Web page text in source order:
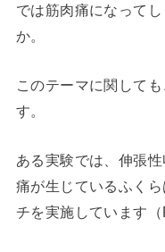
では筋肉痛になって
か。
このテーマに関して
す。
ある実験では、伸張
痛が生じているふく
チを実施しています